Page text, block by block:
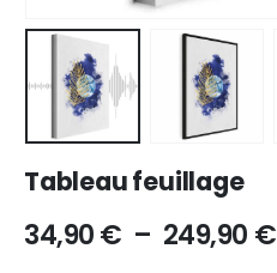
Tableau feuillage
34,90€ – 249,90 €